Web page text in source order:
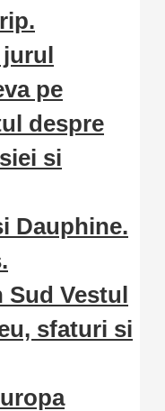
jurul
pe
despre
si
Dauphine.
Sud Vestul
sfaturi si